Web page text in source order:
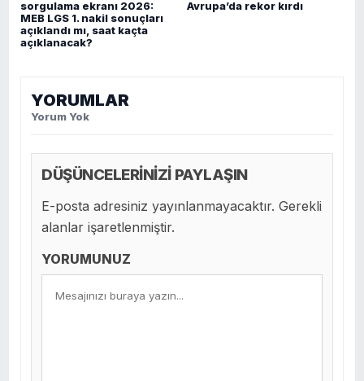
sorgulama ekranı 2026:
MEB LGS 1. nakil sonuçları
açıklandı mı, saat kaçta
açıklanacak?
Avrupa’da rekor kırdı
YORUMLAR
Yorum Yok
DÜŞÜNCELERİNİZİ PAYLAŞIN
E-posta adresiniz yayınlanmayacaktır. Gerekli
alanlar işaretlenmiştir.
YORUMUNUZ